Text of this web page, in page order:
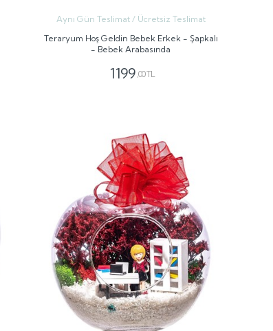
Aynı Gün Teslimat / Ücretsiz Teslimat
Teraryum Hoş Geldin Bebek Erkek - Şapkalı
- Bebek Arabasında
1199 ,00 TL